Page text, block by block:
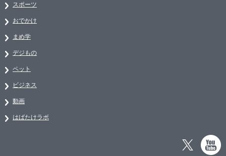
スポーツ
おでかけ
まめ学
デジもの
ペット
ビジネス
動画
はばたけラボ